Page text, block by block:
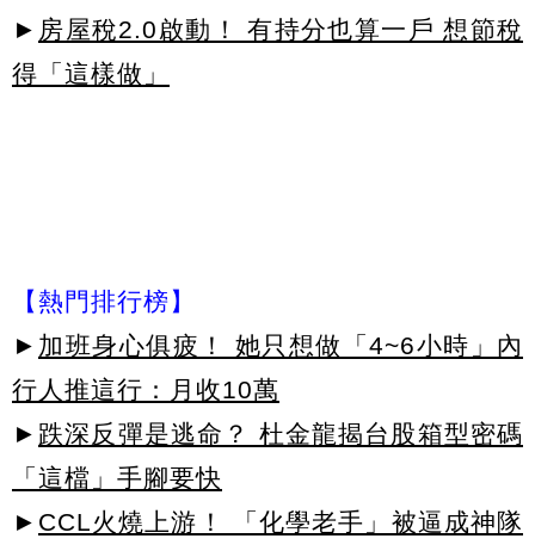
► 房屋稅2.0啟動！ 有持分也算一戶 想節稅
得「這樣做」
【熱門排行榜】
► 加班身心俱疲！ 她只想做「4~6小時」內
行人推這行：月收10萬
► 跌深反彈是逃命？ 杜金龍揭台股箱型密碼
「這檔」手腳要快
► CCL火燒上游！ 「化學老手」被逼成神隊